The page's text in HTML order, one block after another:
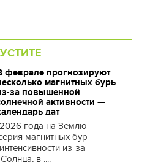
феврале прогнозируют
магнитных бурь
за повышенной
активности —
дат
года на Землю
магнитных бур
из-за
в ....